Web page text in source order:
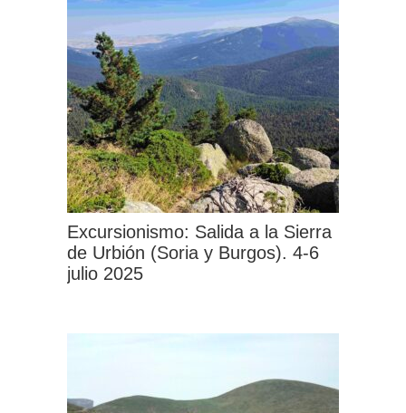
Excursionismo: Salida a la Sierra
de Urbión (Soria y Burgos). 4-6
julio 2025
múltiples